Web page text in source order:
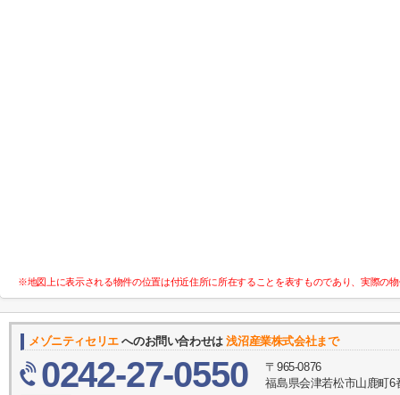
※地図上に表示される物件の位置は付近住所に所在することを表すものであり、実際の
メゾニティセリエへのお問い合わせは浅沼産業株式会社まで
0242-27-0550
〒965-0876
福島県会津若松市山鹿町6